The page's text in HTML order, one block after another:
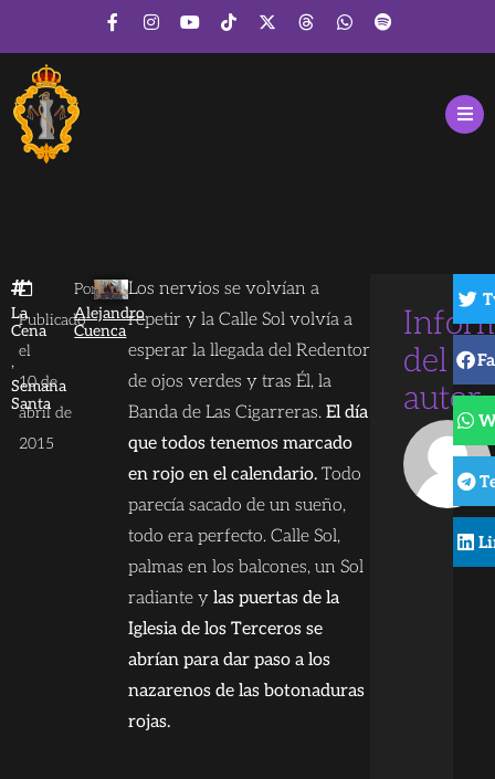
La
Cena
,
Semana
Santa
Publicado
el
10 de
abril de
2015
Por
Alejandro
Cuenca
Los nervios se volvían a
repetir y la Calle Sol volvía a
esperar la llegada del Redentor
de ojos verdes y tras Él, la
Banda de Las Cigarreras. El día
que todos tenemos marcado
en rojo en el calendario.Todo
parecía sacado de un sueño,
todo era perfecto. Calle Sol,
palmas en los balcones, un Sol
radiante y las puertas de la
Iglesia de los Terceros se
abrían para dar paso a los
nazarenos de las botonaduras
rojas.
del
autor